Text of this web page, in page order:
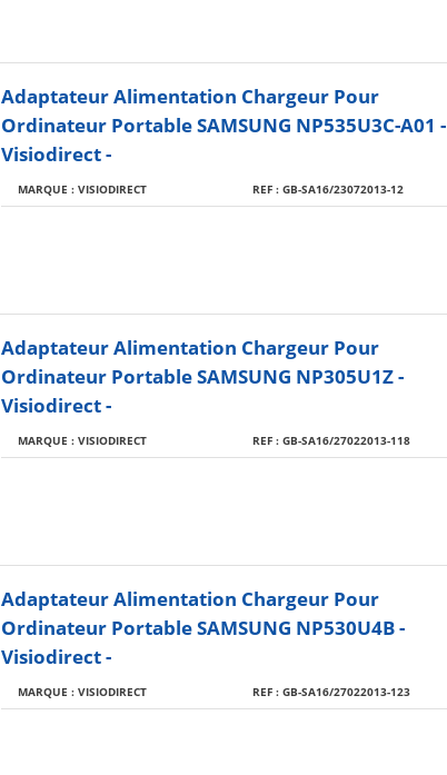
Adaptateur Alimentation Chargeur Pour
Ordinateur Portable SAMSUNG NP535U3C-A01 -
Visiodirect -
MARQUE : VISIODIRECT REF : GB-SA16/23072013-12
Adaptateur Alimentation Chargeur Pour
Ordinateur Portable SAMSUNG NP305U1Z -
Visiodirect -
MARQUE : VISIODIRECT REF : GB-SA16/27022013-118
Adaptateur Alimentation Chargeur Pour
Ordinateur Portable SAMSUNG NP530U4B -
Visiodirect -
MARQUE : VISIODIRECT REF : GB-SA16/27022013-123